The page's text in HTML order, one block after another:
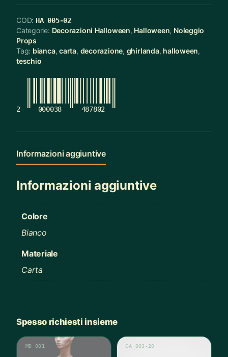
COD: HA 005-02
Categorie: Decorazioni Halloween, Halloween, Noleggio
Props
Tag: bianca,carta, decorazione, ghirlanda, halloween,
teschio
2 000038 487802
Informazioni aggiuntive
Informazioni aggiuntive
Colore
Bianco
Materiale
Carta
Spesso richiesti insieme
MD 001 CA 003-20